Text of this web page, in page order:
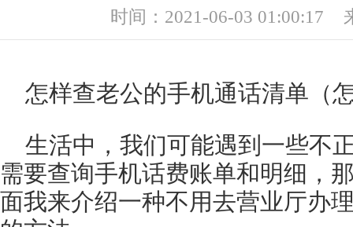
时间：2021-06-03 01:00:17
怎样查老公的手机通话清单（
生活中，我们可能遇到一些不
需要查询手机话费账单和明细，
面我来介绍一种不用去营业厅办